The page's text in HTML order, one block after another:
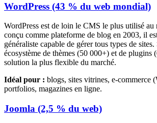
WordPress (43 % du web mondial)
WordPress est de loin le CMS le plus utilisé
conçu comme plateforme de blog en 2003, il
généraliste capable de gérer tous types de
écosystème de thèmes (50 000+) et de plugins
solution la plus flexible du marché.
Idéal pour : blogs, sites vitrines, e-commerce
portfolios, magazines en ligne.
Joomla (2,5 % du web)